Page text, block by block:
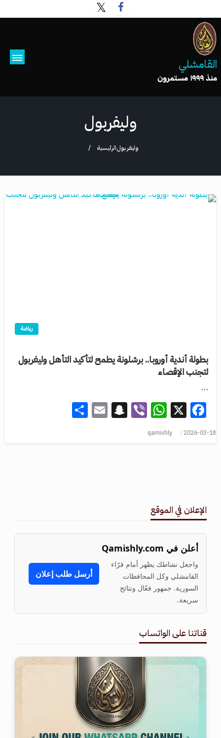
القامشلي
منذ ١٩٩٩ مستمرون
وليفربول
الرئيسيةوليفربول
رياضة
بطولة أندية أوروبا.. برشلونة يطمح لتأكيد التأهل وليفربول
لتجنب الإقصاء
…
Facebook
X
WhatsApp
Viber
Snapchat
Email
2026-03-18
qamishly
الإعلان في الموقع
أعلن في Qamishly.com
واجعل نشاطك يظهر أمام قرّاء
القامشلي وكل المحافظات
السورية. جمهور فعّال ونتائج
سريعة.
أرسل طلب إعلان
قناتنا على الواتساب